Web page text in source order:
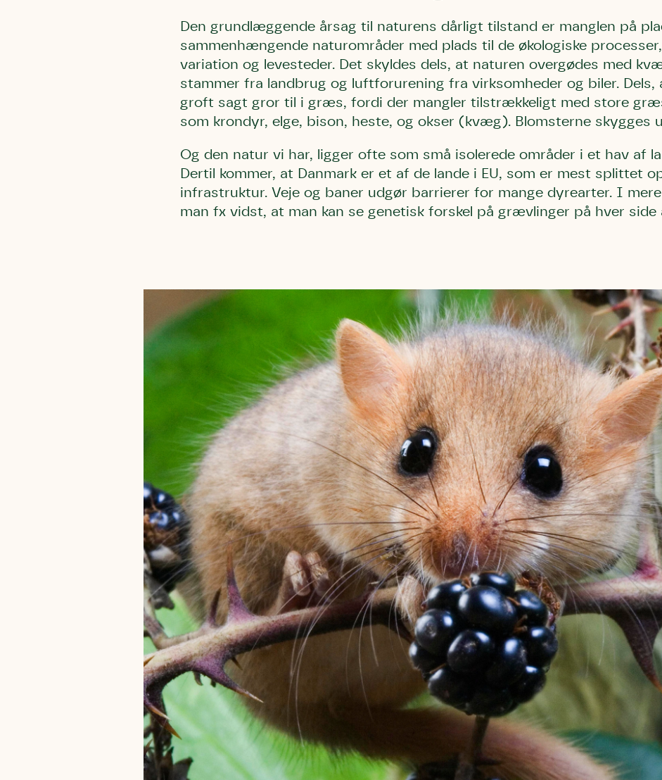
Den grundlæggende årsag til naturens dårligt tilstand er manglen på
sammenhængende naturområder med plads til de økologiske
variation og levesteder. Det skyldes dels, at naturen overgødes med
stammer fra landbrug og luftforurening fra virksomheder og biler. Dels,
groft sagt gror til i græs, fordi der mangler tilstrækkeligt med store
som krondyr, elge, bison, heste, og okser (kvæg). Blomsterne skygges
Og den natur vi har, ligger ofte som små isolerede områder i et hav af
Dertil kommer, at Danmark er et af de lande i EU, som er mest splittet
infrastruktur. Veje og baner udgør barrierer for mange dyrearter. I
man fx vidst, at man kan se genetisk forskel på grævlinger på hver side
Du skriver under på
Linie 1
Test
Hjørring
Linie 2
Skriv under
Fornavn
Efternavn
Email
Telefon
Du skriver under på
Første punkt
Endelig er kvashegnet også
et godt hjem for jordhumle,
der nok er den mest kendte
af de danske humlebiarter.
Den store humlebi – eller
brumbasse som mange
kalder den.
Andet punkt
Sund Limfjord
Fornavn
Efternavn
Telefon
Du skriver under på
Storken tilbage til Kolding
Storken tilbage til
Fornavn
Efternavn
Email
Telefon